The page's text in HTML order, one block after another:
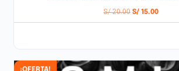
S/20.00 S/ 15.00
¡OFERTA!